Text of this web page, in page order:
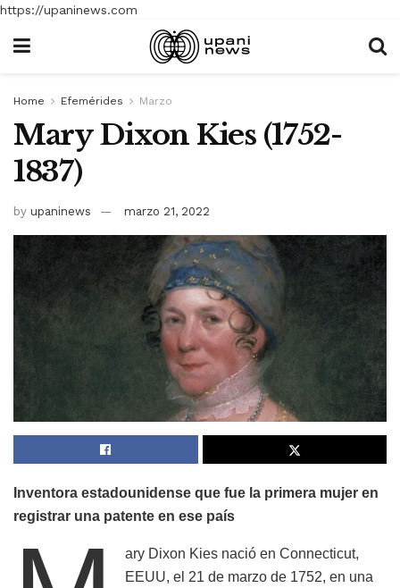
https://upaninews.com
Home Efemérides Marzo
Mary Dixon Kies (1752-
1837)
by upaninews marzo 21, 2022
Inventora estadounidense que fue la primera mujer en
registrar una patente en ese país
ary Dixon Kies nació en Connecticut,
EEUU, el 21 de marzo de 1752, en una